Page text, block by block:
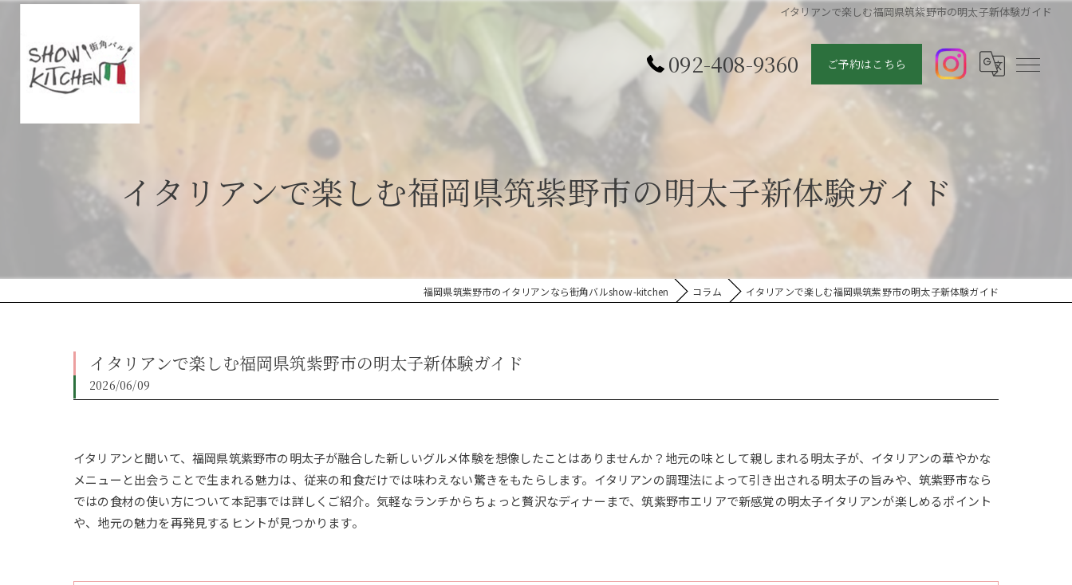
イタリアンで楽しむ福岡県筑紫野市の明太子新体験ガイド
092-408-9360 ご予約はこちら
イタリアンで楽しむ福岡県筑紫野市の明太子新体験ガイド
福岡県筑紫野市のイタリアンなら街角バルshow-kitchen コラム イタリアンで楽しむ福岡県筑紫野市の明太子新体験ガイド
イタリアンで楽しむ福岡県筑紫野市の明太子新体験ガイド
2026/06/09
イタリアンと聞いて、福岡県筑紫野市の明太子が融合した新しいグルメ体験を想像したことはありませんか？地元の味として親しまれる明太子が、イタリアンの華やかな
メニューと出会うことで生まれる魅力は、従来の和食だけでは味わえない驚きをもたらします。イタリアンの調理法によって引き出される明太子の旨みや、筑紫野市なら
ではの食材の使い方について本記事では詳しくご紹介。気軽なランチからちょっと贅沢なディナーまで、筑紫野市エリアで新感覚の明太子イタリアンが楽しめるポイント
や、地元の魅力を再発見するヒントが見つかります。